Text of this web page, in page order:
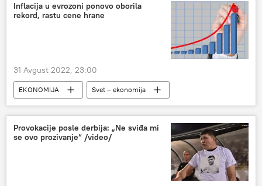
Inflacija u evrozoni ponovo oborila
rekord, rastu cene hrane
31 Avgust 2022, 23:00
EKONOMIJA Svet – ekonomija
Provokacije posle derbija: „Ne sviđa mi
se ovo prozivanje“ /video/